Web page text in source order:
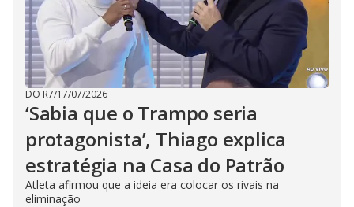
DO R7/17/07/2026
‘Sabia que o Trampo seria
protagonista’, Thiago explica
estratégia na Casa do Patrão
Atleta afirmou que a ideia era colocar os rivais na
eliminação